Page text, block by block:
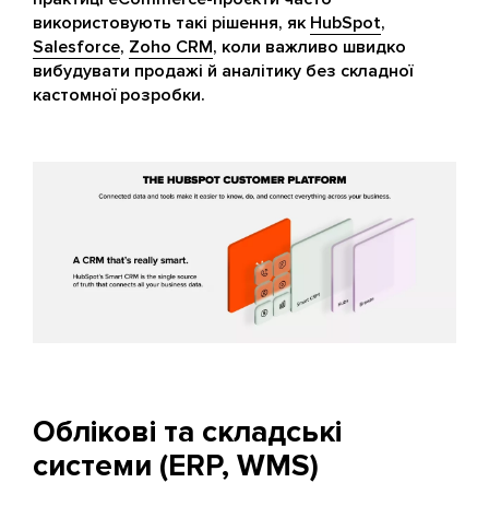
використовують такі рішення, як HubSpot,
Salesforce, Zoho CRM, коли важливо швидко
вибудувати продажі й аналітику без складної
кастомної розробки.
Облікові та складські
системи (ERP, WMS)